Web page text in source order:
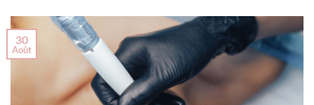
30
Août